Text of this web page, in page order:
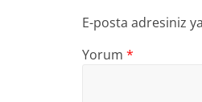
E-posta adresiniz
Yorum *